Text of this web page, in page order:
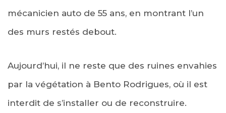
mécanicien auto de 55 ans, en montrant l’un
des murs restés debout.
Aujourd’hui, il ne reste que des ruines envahies
par la végétation à Bento Rodrigues, où il est
interdit de s’installer ou de reconstruire.